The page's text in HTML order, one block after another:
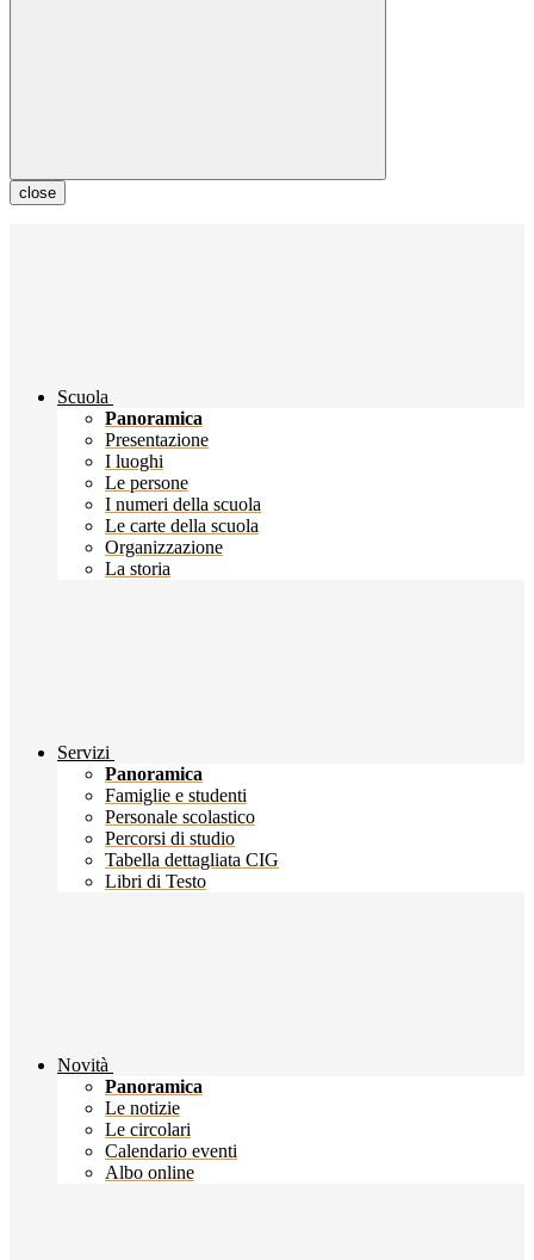
close
Scuola
Panoramica
Presentazione
I luoghi
Le persone
I numeri della scuola
Le carte della scuola
Organizzazione
La storia
Servizi
Panoramica
Famiglie e studenti
Personale scolastico
Percorsi di studio
Tabella dettagliata CIG
Libri di Testo
Novità
Panoramica
Le notizie
Le circolari
Calendario eventi
Albo online